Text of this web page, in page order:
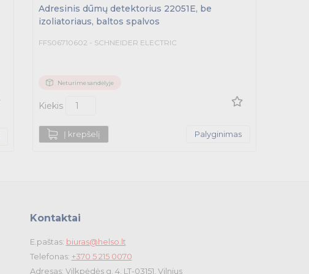
Adresinis dūmų detektorius 22051E, be
izoliatoriaus, baltos spalvos
FFS06710602 - SCHNEIDER ELECTRIC
Neturime sandėlyje
Kiekis
Į krepšelį Palyginimas
Kontaktai
E.paštas: biuras@helso.lt
Telefonas: +370 5 215 0070
Adresas: Vilkpėdės g. 4, LT-03151, Vilnius